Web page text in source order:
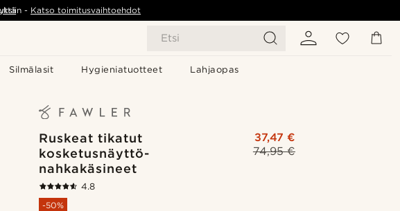
Etsi
Silmälasit Hygieniatuotteet Lahjaopas
- Katso toimitusvaihtoehdot
Ruskeat tikatut
kosketusnäyttö-
nahkakäsineet
74,95 €
37,47 €
4.8
-50%